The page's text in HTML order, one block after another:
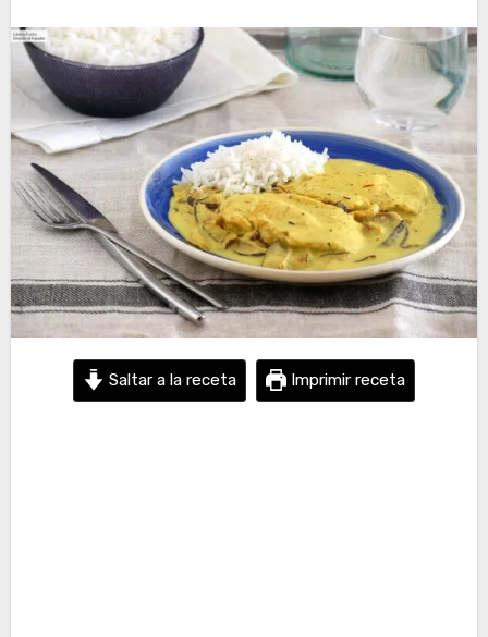
Saltar a la receta Imprimir receta